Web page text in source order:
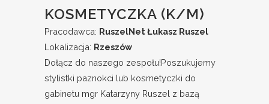
KOSMETYCZKA (K/M)
Pracodawca: RuszelNet Łukasz Ruszel
Lokalizacja: Rzeszów
Dołącz do naszego zespołu!Poszukujemy
stylistki paznokci lub kosmetyczki do
gabinetu mgr Katarzyny Ruszel z bazą